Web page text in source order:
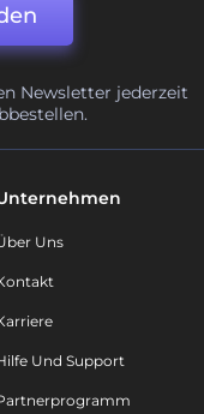
Newsletter jederzeit
Uns
Und Support